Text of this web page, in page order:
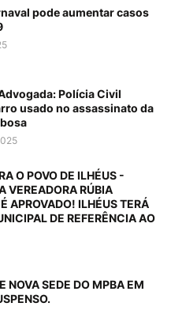
pode aumentar casos
Polícia Civil
usado no assassinato da
O POVO DE ILHÉUS -
VEREADORA RÚBIA
APROVADO! ILHÉUS TERÁ
DE REFERÊNCIA AO
NOVA SEDE DO MPBA EM